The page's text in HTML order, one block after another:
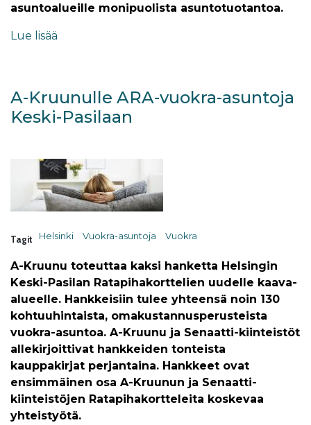
asuntoalueille monipuolista asuntotuotantoa.
Lue lisää
A-Kruunulle ARA-vuokra-asuntoja
Keski-Pasilaan
Tagit Helsinki Vuokra-asuntoja Vuokra
A-Kruunu toteuttaa kaksi hanketta Helsingin
Keski-Pasilan Ratapihakorttelien uudelle kaava-
alueelle. Hankkeisiin tulee yhteensä noin 130
kohtuuhintaista, omakustannusperusteista
vuokra-asuntoa. A-Kruunu ja Senaatti-kiinteistöt
allekirjoittivat hankkeiden tonteista
kauppakirjat perjantaina. Hankkeet ovat
ensimmäinen osa A-Kruunun ja Senaatti-
kiinteistöjen Ratapihakortteleita koskevaa
yhteistyötä.